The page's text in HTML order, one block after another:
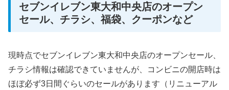
セブンイレブン東大和中央店のオープン
セール、チラシ、福袋、クーポンなど
現時点でセブンイレブン東大和中央店のオープンセール、
チラシ情報は確認できていませんが、コンビニの開店時は
ほぼ必ず3日間ぐらいのセールがあります（リニューアル